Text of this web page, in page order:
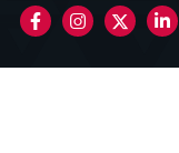
FacebookInstagram